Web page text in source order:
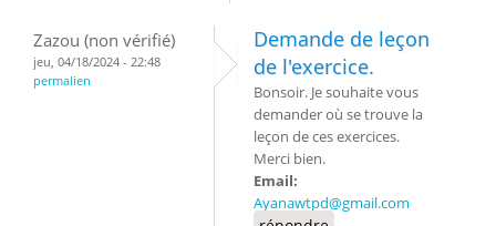
Zazou (non vérifié)
jeu, 04/18/2024 - 22:48
permalien
Demande de leçon
de l'exercice.
Bonsoir. Je souhaite vous
demander où se trouve la
leçon de ces exercices.
Merci bien.
Email:
Ayanawtpd@gmail.com